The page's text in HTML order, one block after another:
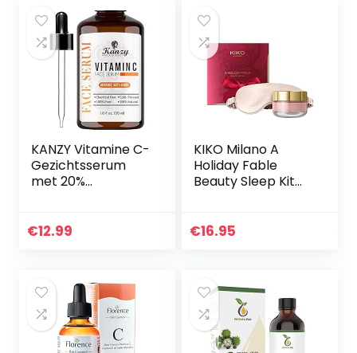
KANZY Vitamine C-
Gezichtsserum
met 20%
Aging, Anti-Rimpel,
€12.99
KIKO Milano A
Holiday Fable
Beauty Sleep Kit
Gezichtsmasker
€16.95